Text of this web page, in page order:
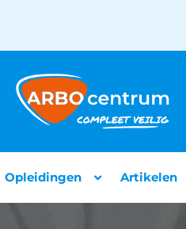
Opleidingen Artikelen